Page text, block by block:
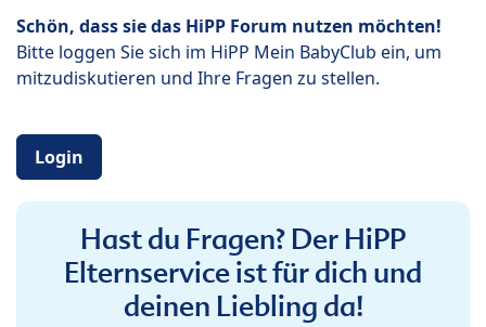
Schön, dass sie das HiPP Forum nutzen möchten!
Bitte loggen Sie sich im HiPP Mein BabyClub ein, um
mitzudiskutieren und Ihre Fragen zu stellen.
Login
Hast du Fragen? Der HiPP
Elternservice ist für dich und
deinen Liebling da!